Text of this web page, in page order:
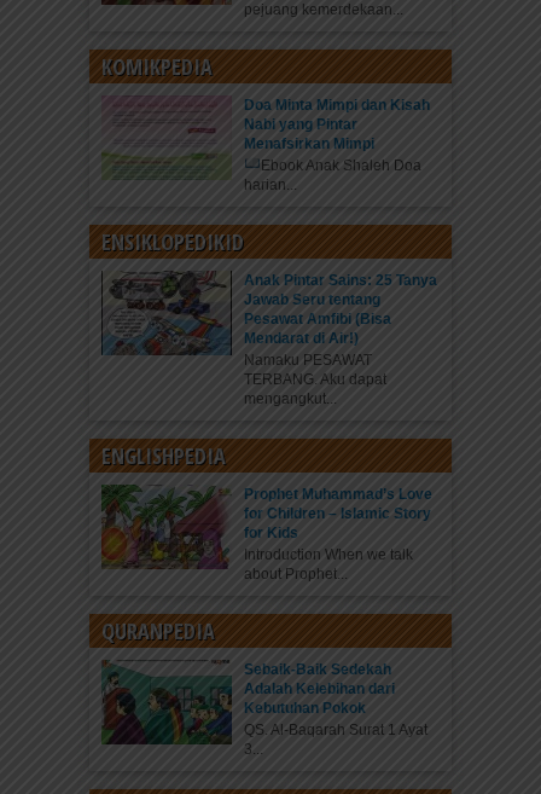
pejuang kemerdekaan...
KOMIKPEDIA
Doa Minta Mimpi dan Kisah
Nabi yang Pintar
Menafsirkan Mimpi
Ebook Anak Shaleh Doa
harian...
ENSIKLOPEDIKID
Anak Pintar Sains: 25 Tanya
Jawab Seru tentang
Pesawat Amfibi (Bisa
Mendarat di Air!)
Namaku PESAWAT
TERBANG. Aku dapat
mengangkut...
ENGLISHPEDIA
Prophet Muhammad’s Love
for Children – Islamic Story
for Kids
Introduction When we talk
about Prophet...
QURANPEDIA
Sebaik-Baik Sedekah
Adalah Kelebihan dari
Kebutuhan Pokok
QS. Al-Baqarah Surat 1 Ayat
3...